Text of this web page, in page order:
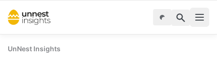
UnNest Insights